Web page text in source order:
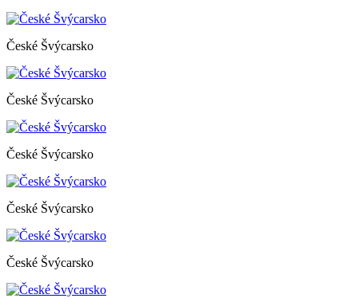
České Švýcarsko
České Švýcarsko
České Švýcarsko
České Švýcarsko
České Švýcarsko